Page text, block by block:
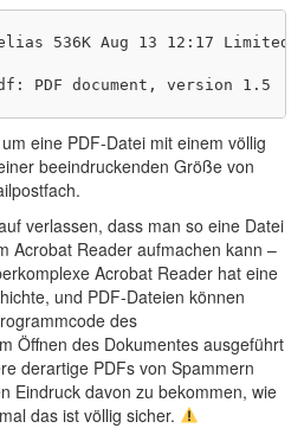
536K Aug 13 12:17 Limited-
PDF document, version 1.5
eine PDF-Datei mit einem völlig
beeindruckenden Größe von
verlassen, dass man so eine Datei
Acrobat Reader aufmachen kann –
Acrobat Reader hat eine
und PDF-Dateien können
des
Öffnen des Dokumentes ausgeführt
derartige PDFs von Spammern
Eindruck davon zu bekommen, wie
das ist völlig sicher.